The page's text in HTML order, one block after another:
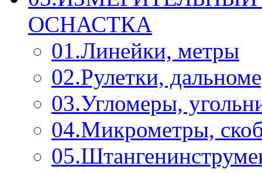
ОСНАСТКА
01.Линейки, метры
02.Рулетки,
03.Угломеры,
04.Микрометры,